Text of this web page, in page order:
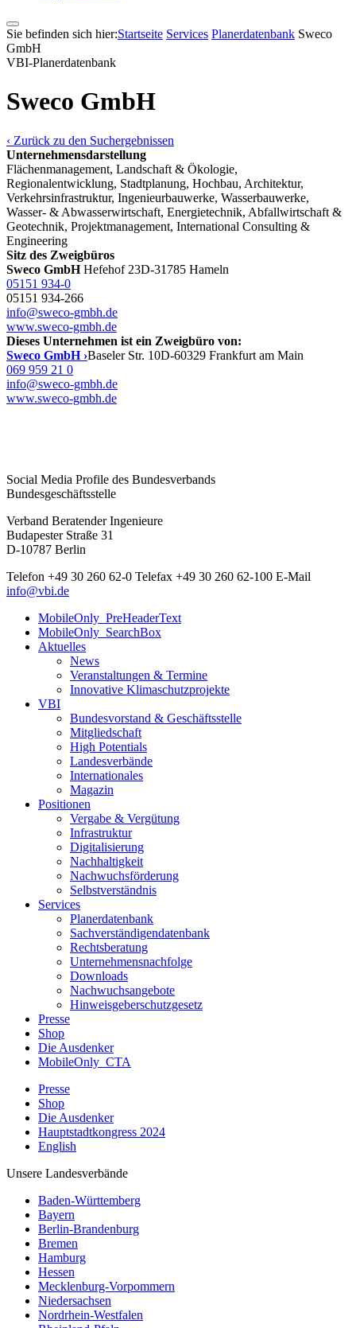
Sie befinden sich hier:Startseite Services Pla­ner­daten­bank Sweco
GmbH
VBI-Pla­ner­daten­bank
Sweco GmbH
‹ Zurück zu den Suchergebnissen
Unternehmensdarstellung
Flächenmanagement, Landschaft & Ökologie,
Regionalentwicklung, Stadtplanung, Hochbau, Architektur,
Verkehrsinfrastruktur, Ingenieurbauwerke, Wasserbauwerke,
Wasser- & Abwasserwirtschaft, Energietechnik, Abfallwirtschaft &
Geotechnik, Projektmanagement, International Consulting &
Engineering
Sitz des Zweigbüros
Sweco GmbHHefehof 23D-31785 Hameln
05151 934-0
05151 934-266
info@sweco-gmbh.de
www.sweco-gmbh.de
Dieses Unternehmen ist ein Zweigbüro von:
Sweco GmbH ›Baseler Str. 10D-60329 Frankfurt am Main
069 959 21 0
info@sweco-gmbh.de
www.sweco-gmbh.de
Social Media Profile des Bundesverbands
Bundesgeschäftsstelle
Verband Beratender Ingenieure
Budapester Straße 31
D-10787 Berlin
Telefon +49 30 260 62-0 Telefax +49 30 260 62-100 E-Mail
info@vbi.de
MobileOnly_PreHeaderText
MobileOnly_SearchBox
Aktuelles
News
Veranstaltungen & Termine
Innovative Klimaschutzprojekte
VBI
Bundesvorstand & Geschäftsstelle
Mitgliedschaft
High Potentials
Landesverbände
Internationales
Magazin
Positionen
Vergabe & Vergütung
Infrastruktur
Digitalisierung
Nachhaltigkeit
Nachwuchsförderung
Selbstverständnis
Services
Planerdatenbank
Sachverständigendatenbank
Rechtsberatung
Unternehmensnachfolge
Downloads
Nachwuchsangebote
Hinweisgeberschutzgesetz
Presse
Shop
Die Ausdenker
MobileOnly_CTA
Presse
Shop
Die Ausdenker
Hauptstadtkongress 2024
English
Unsere Landesverbände
Baden-Württemberg
Bayern
Berlin-Brandenburg
Bremen
Hamburg
Hessen
Mecklenburg-Vorpommern
Niedersachsen
Nordrhein-Westfalen